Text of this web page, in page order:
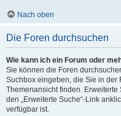
Nach oben
Die Foren durchsuchen
Wie kann ich ein Forum oder
Sie können die Foren
Suchbox eingeben, die Sie in der
Themenansicht finden.
den „Erweiterte Suche“-Link
verfügbar ist.